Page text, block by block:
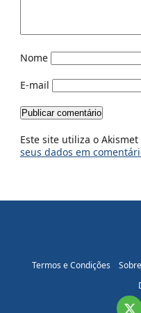
Nome
E-mail
Este site utiliza o
seus dados em
Termos e Condições